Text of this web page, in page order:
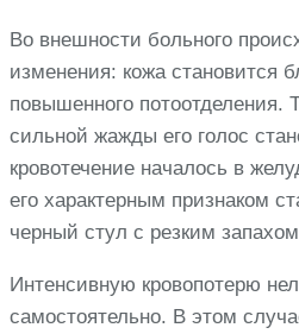
Во внешности больного
изменения: кожа становится
повышенного потоотделения.
сильной жажды его голос
кровотечение началось в
его характерным признаком
черный стул с резким
Интенсивную кровопотерю
самостоятельно. В этом